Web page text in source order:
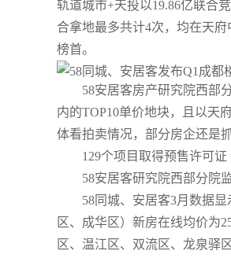
轨道城市+天投以19.86亿联合
合拿地最多共计4次，均在天
榜首。
58安居客房产研究院西部
内的TOP10单价地块，且以天
体看拍卖情况，部分房企还是
129个项目取得预售许可
58安居客研究院西部分院
58同城、安居客3月数据
区、成华区）新房在线均价为
区、温江区、双流区、龙泉驿